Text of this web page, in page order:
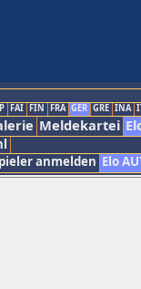
FAI FIN FRA GER GRE INA
Meldekartei
anmelden Elo